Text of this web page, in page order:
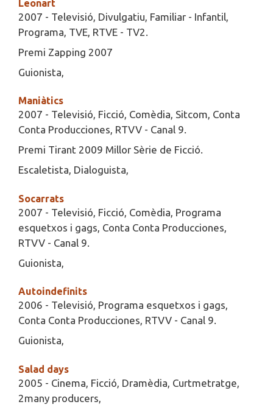
Leonart
2007 - Televisió, Divulgatiu, Familiar - Infantil,
Programa, TVE, RTVE - TV2.
Premi Zapping 2007
Guionista,
Maniàtics
2007 - Televisió, Ficció, Comèdia, Sitcom, Conta
Conta Producciones, RTVV - Canal 9.
Premi Tirant 2009 Millor Sèrie de Ficció.
Escaletista, Dialoguista,
Socarrats
2007 - Televisió, Ficció, Comèdia, Programa
esquetxos i gags, Conta Conta Producciones,
RTVV - Canal 9.
Guionista,
Autoindefinits
2006 - Televisió, Programa esquetxos i gags,
Conta Conta Producciones, RTVV - Canal 9.
Guionista,
Salad days
2005 - Cinema, Ficció, Dramèdia, Curtmetratge,
2many producers,